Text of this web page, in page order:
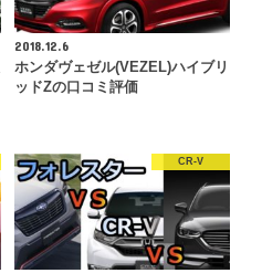
2018.12.6
ホンダヴェゼル(VEZEL)ハイブリ
ッドZの口コミ評価
CR-V